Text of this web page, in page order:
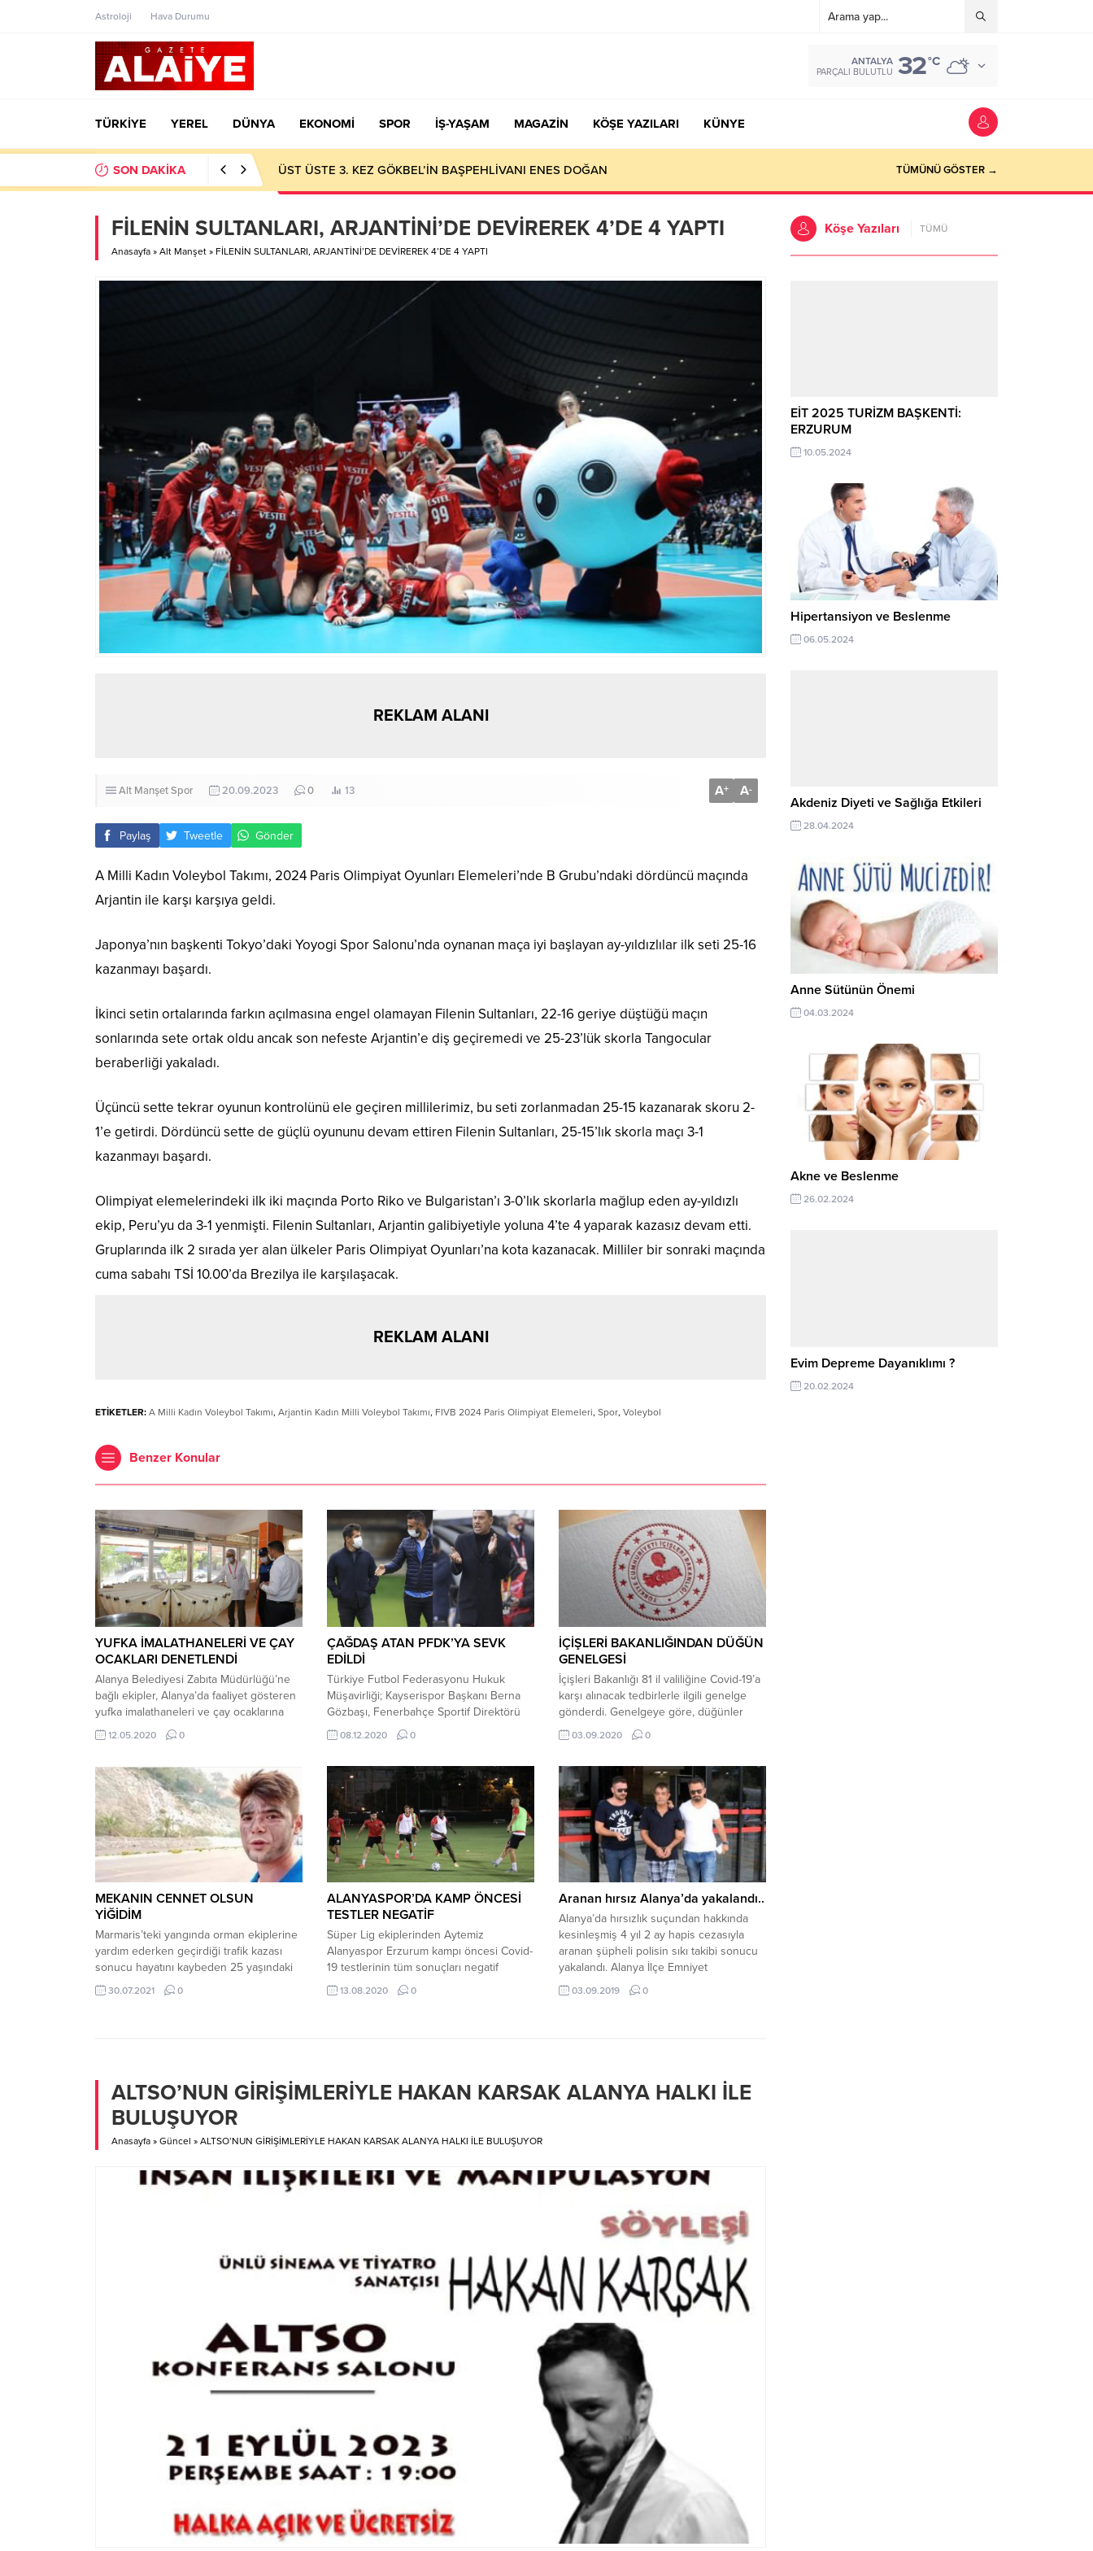
Astroloji Hava Durumu
ANTALYA
PARÇALI BULUTLU 32°C
TÜRKİYE YEREL DÜNYA EKONOMİ SPOR İŞ-YAŞAM MAGAZİN KÖŞE YAZILARI KÜNYE
SON DAKİKA ÜST ÜSTE 3. KEZ GÖKBEL’İN BAŞPEHLİVANI ENES DOĞAN TÜMÜNÜ GÖSTER →
FİLENİN SULTANLARI, ARJANTİNİ’DE DEVİREREK 4’DE 4 YAPTI
Anasayfa » Alt Manşet » FİLENİN SULTANLARI, ARJANTİNİ’DE DEVİREREK 4’DE 4 YAPTI
REKLAM ALANI
Alt ManşetSpor 20.09.2023 0 13 A+ A-
Paylaş Tweetle Gönder
A Milli Kadın Voleybol Takımı, 2024 Paris Olimpiyat Oyunları Elemeleri’nde B Grubu’ndaki dördüncü maçında
Arjantin ile karşı karşıya geldi.
Japonya’nın başkenti Tokyo’daki Yoyogi Spor Salonu’nda oynanan maça iyi başlayan ay-yıldızlılar ilk seti 25-16
kazanmayı başardı.
İkinci setin ortalarında farkın açılmasına engel olamayan Filenin Sultanları, 22-16 geriye düştüğü maçın
sonlarında sete ortak oldu ancak son nefeste Arjantin’e diş geçiremedi ve 25-23’lük skorla Tangocular
beraberliği yakaladı.
Üçüncü sette tekrar oyunun kontrolünü ele geçiren millilerimiz, bu seti zorlanmadan 25-15 kazanarak skoru 2-
1’e getirdi. Dördüncü sette de güçlü oyununu devam ettiren Filenin Sultanları, 25-15’lık skorla maçı 3-1
kazanmayı başardı.
Olimpiyat elemelerindeki ilk iki maçında Porto Riko ve Bulgaristan’ı 3-0’lık skorlarla mağlup eden ay-yıldızlı
ekip, Peru’yu da 3-1 yenmişti. Filenin Sultanları, Arjantin galibiyetiyle yoluna 4’te 4 yaparak kazasız devam etti.
Gruplarında ilk 2 sırada yer alan ülkeler Paris Olimpiyat Oyunları’na kota kazanacak. Milliler bir sonraki maçında
cuma sabahı TSİ 10.00’da Brezilya ile karşılaşacak.
REKLAM ALANI
ETİKETLER: A Milli Kadın Voleybol Takımı, Arjantin Kadın Milli Voleybol Takımı, FIVB 2024 Paris Olimpiyat Elemeleri, Spor, Voleybol
Benzer Konular
YUFKA İMALATHANELERİ VE ÇAY
OCAKLARI DENETLENDİ
Alanya Belediyesi Zabıta Müdürlüğü’ne
bağlı ekipler, Alanya’da faaliyet gösteren
yufka imalathaneleri ve çay ocaklarına
hijyen denetimi gerçekleştirdi. Alanya
Belediyesi Zabıta Müdürlüğü’nce Alanya
ediyor. Ekipler, fırın ve kasapların
ardından yufka imalathaneleri ve çay
ocaklarına da denetimlerini
gerçekleştirdi. Yufka imalathanelerinde
genel temizlik, imalathane temizliği ve
personelin kılık kıyafeti...
12.05.2020 0
ÇAĞDAŞ ATAN PFDK’YA SEVK
EDİLDİ
Türkiye Futbol Federasyonu Hukuk
Müşavirliği; Kayserispor Başkanı Berna
Gözbaşı, Fenerbahçe Sportif Direktörü
Emre Belözoğlu ve Aytemiz Alanyaspor
Teknik Direktörü Çağdaş Atan’ı
(PFDK) sevk etti. TFF’den yapılan
açıklamaya göre; Kayserispor Kulübü
Başkanı Berna Gözbaşı’nın, takımının
Göztepe ile oynadığı karşılaşmadaki
sportmenliğe aykırı hareketi nedeniyle
kurula sevkine karar verildi....
08.12.2020 0
İÇİŞLERİ BAKANLIĞINDAN DÜĞÜN
GENELGESİ
İçişleri Bakanlığı 81 il valiliğine Covid-19’a
karşı alınacak tedbirlerle ilgili genelge
gönderdi. Genelgeye göre, düğünler
nikah merasimi şeklinde yapılabilecek,
düğün ve nikahlar en fazla 1 saatte
Bursa, Çorum, Diyarbakır, Erzurum,
Gaziantep, Kayseri, Konya, Mardin,
Şanlıurfa, Van ve Yozgat olmak üzere 14
ilde daha önce düğün, nişan,...
03.09.2020 0
MEKANIN CENNET OLSUN
YİĞİDİM
Marmaris’teki yangında orman ekiplerine
yardım ederken geçirdiği trafik kazası
sonucu hayatını kaybeden 25 yaşındaki
Şahin Akdemir’in yangında çektiği son
görüntüler ortaya çıktı. Şahin’in su
ekipleri olmak üzere her yaştan vatandaş
katılıyor. 25 yaşındaki Şahin...
30.07.2021 0
ALANYASPOR’DA KAMP ÖNCESİ
TESTLER NEGATİF
Süper Lig ekiplerinden Aytemiz
Alanyaspor Erzurum kampı öncesi Covid-
19 testlerinin tüm sonuçları negatif
çıktığını açıkladı. Aytemiz Alanyaspor
kulübünden yapılan açıklamada;
Kamuoyunun bilgisine sunarız.
13.08.2020 0
Aranan hırsız Alanya’da yakalandı..
Alanya’da hırsızlık suçundan hakkında
kesinleşmiş 4 yıl 2 ay hapis cezasıyla
aranan şüpheli polisin sıkı takibi sonucu
yakalandı. Alanya İlçe Emniyet
Müdürlüğü, Asayiş Büro Amirliği ekipleri,
‘Bina içinde muhafaza altına alınmış olan
03.09.2019 0
ALTSO’NUN GİRİŞİMLERİYLE HAKAN KARSAK ALANYA HALKI İLE
BULUŞUYOR
Anasayfa » Güncel » ALTSO’NUN GİRİŞİMLERİYLE HAKAN KARSAK ALANYA HALKI İLE BULUŞUYOR
Köşe Yazıları TÜMÜ
EİT 2025 TURİZM BAŞKENTİ:
ERZURUM
10.05.2024
Hipertansiyon ve Beslenme
06.05.2024
Akdeniz Diyeti ve Sağlığa Etkileri
28.04.2024
Anne Sütünün Önemi
04.03.2024
Akne ve Beslenme
26.02.2024
Evim Depreme Dayanıklımı ?
20.02.2024